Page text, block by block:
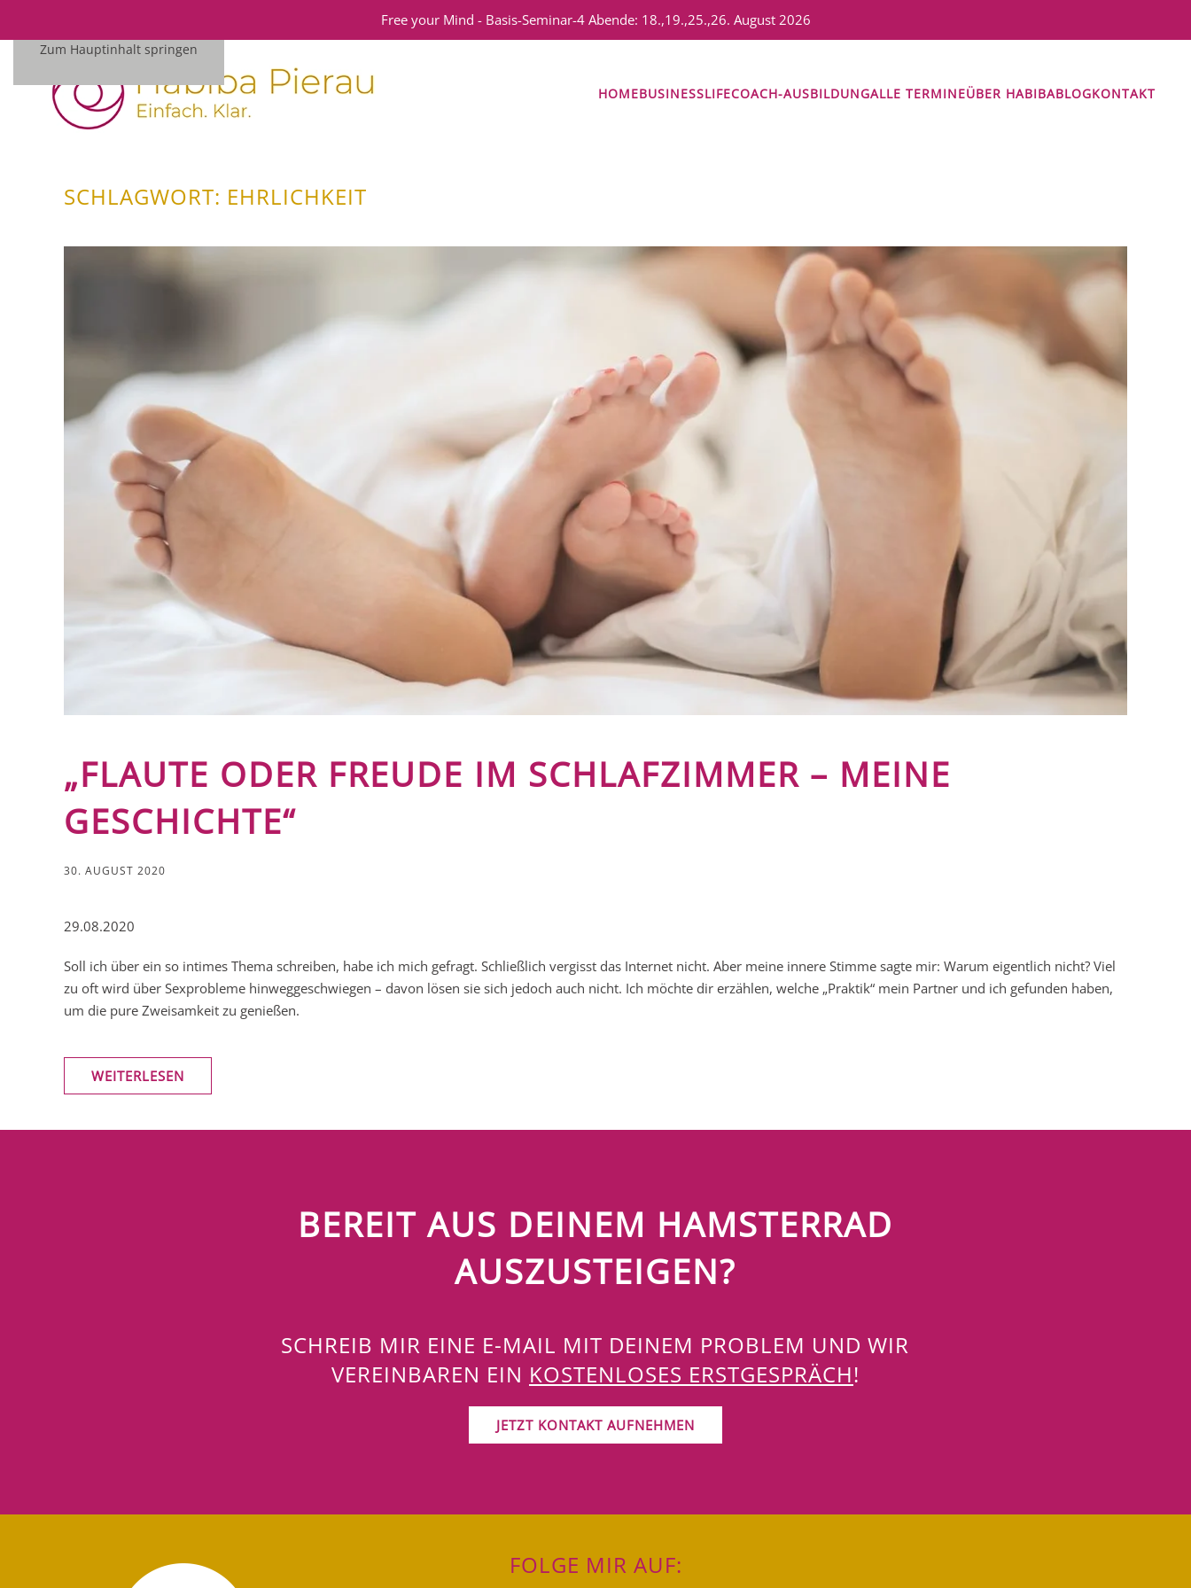
Free your Mind - Basis-Seminar-4 Abende: 18.,19.,25.,26. August 2026
Zum Hauptinhalt springen
HOMEBUSINESSLIFECOACH-AUSBILDUNGALLE TERMINEÜBER HABIBABLOGKONTAKT
SCHLAGWORT: EHRLICHKEIT
„FLAUTE ODER FREUDE IM SCHLAFZIMMER – MEINE
GESCHICHTE“
30. AUGUST 2020
29.08.2020
Soll ich über ein so intimes Thema schreiben, habe ich mich gefragt. Schließlich vergisst das Internet nicht. Aber meine innere Stimme sagte mir: Warum eigentlich nicht? Viel
zu oft wird über Sexprobleme hinweggeschwiegen – davon lösen sie sich jedoch auch nicht. Ich möchte dir erzählen, welche „Praktik“ mein Partner und ich gefunden haben,
um die pure Zweisamkeit zu genießen.
WEITERLESEN
BEREIT AUS DEINEM HAMSTERRAD
AUSZUSTEIGEN?
SCHREIB MIR EINE E-MAIL MIT DEINEM PROBLEM UND WIR
VEREINBAREN EIN KOSTENLOSES ERSTGESPRÄCH!
JETZT KONTAKT AUFNEHMEN
FOLGE MIR AUF: